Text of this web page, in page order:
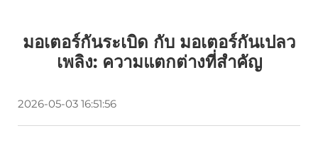
มอเตอร์กันระเบิด กับ มอเตอร์กันเปลว
เพลิง: ความแตกต่างที่สำคัญ
2026-05-03 16:51:56